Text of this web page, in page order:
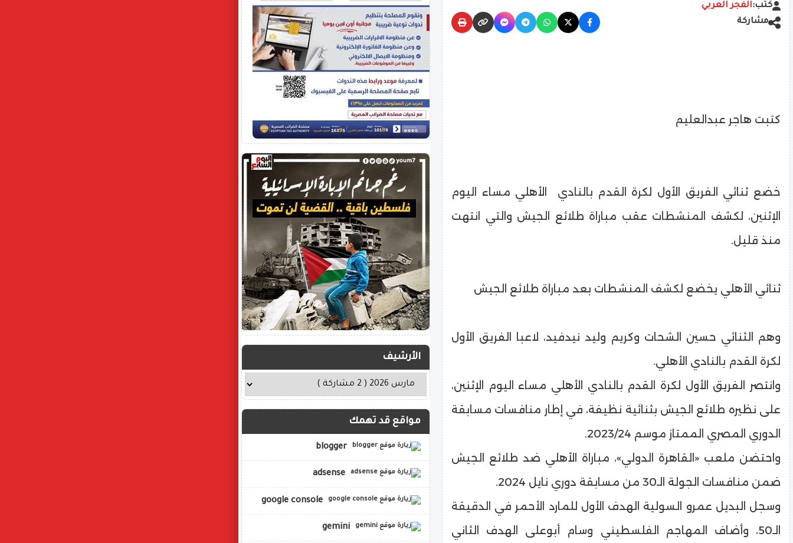
كتب:الفجر العربي
مشاركة
كتبت هاجر عبدالعليم
خضع ثنائي الفريق الأول لكرة القدم بالنادي الأهلي مساء اليوم
الإثنين، لكشف المنشطات عقب مباراة طلائع الجيش والتي انتهت
منذ قليل.
ثنائي الأهلي يخضع لكشف المنشطات بعد مباراة طلائع الجيش
وهم الثنائي حسين الشحات وكريم وليد نيدفيد، لاعبا الفريق الأول
لكرة القدم بالنادي الأهلي.
وانتصر الفريق الأول لكرة القدم بالنادي الأهلي مساء اليوم الإثنين،
على نظيره طلائع الجيش بثنائية نظيفة، في إطار منافسات مسابقة
الدوري المصري الممتاز موسم 2023/24.
واحتضن ملعب «القاهرة الدولي»، مباراة الأهلي ضد طلائع الجيش
ضمن منافسات الجولة الـ30 من مسابقة دوري نايل 2024.
وسجل البديل عمرو السولية الهدف الأول للمارد الأحمر في الدقيقة
الـ50، وأضاف المهاجم الفلسطيني وسام أبوعلى الهدف الثاني
الأرشيف
مواقع قد تهمك
blogger